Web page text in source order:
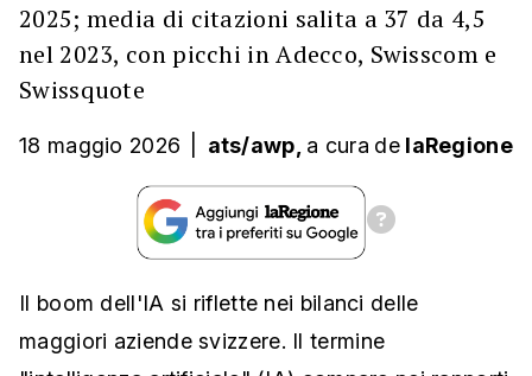
2025; media di citazioni salita a 37 da 4,5
nel 2023, con picchi in Adecco, Swisscom e
Swissquote
18 maggio 2026 ats/awp, a cura de laRegione
Il boom dell'IA si riflette nei bilanci delle
maggiori aziende svizzere. Il termine